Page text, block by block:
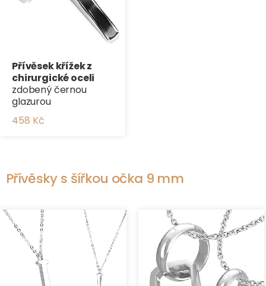
Přívěsek křížek z
chirurgické oceli
zdobený černou
glazurou
458 Kč
Přívěsky s šířkou očka 9 mm